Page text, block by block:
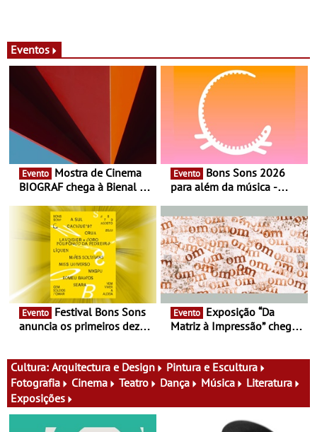
Eventos
Evento
BIOGRAF chega à Bienal de
Documentário, ensaio
fílmico e práticas artísticas
Evento
para além da música -
percursos, oficinas,
atividades para toda a
família e muito mais
Evento
anuncia os primeiros dez
Evento
Matriz à Impressão” chega
nova exposição do Museu
do Oriente prova-o
Cultura: Arquitectura e Design
Pintura e Escultura
Fotografia
Cinema Teatro Dança Música
Literatura
Exposições